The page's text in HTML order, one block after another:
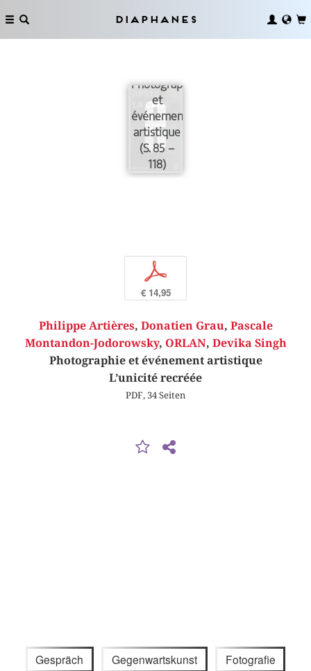
Diaphanes
Photographie
et
événement
artistique
(S. 85 –
118)
p
€ 14,95
Philippe Artières, Donatien Grau, Pascale
Montandon-Jodorowsky, ORLAN, Devika Singh
Photographie et événement artistique
L’unicité recréée
PDF, 34 Seiten
Gespräch Gegenwartskunst Fotografie